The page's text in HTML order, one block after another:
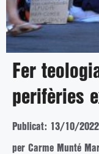
Fer
perifèries
Publicat: 13/10/
per Carme Munté